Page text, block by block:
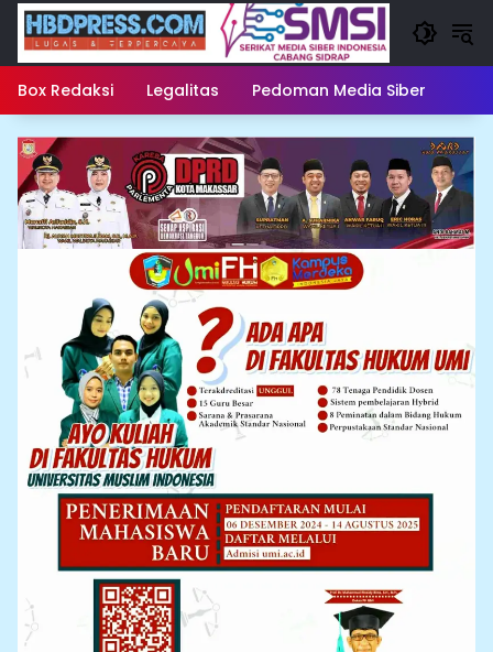
Langsung
konten
Box Redaksi Legalitas Pedoman Media Siber